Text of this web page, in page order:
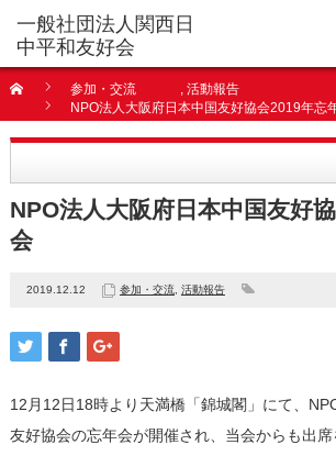
参加・交流 , 活動報告
NPO法人大阪府日本中国友好協会2019年忘
NPO法人大阪府日本中国友好
会
2019.12.12 参加・交流 活動報告
12月12日18時より天満橋「錦城閣」にて、
友好協会の忘年会が開催され、当会からも出